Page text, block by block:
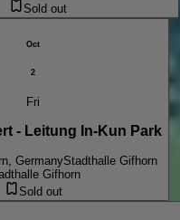
Sold out
Oct
2
Fri
- Leitung In-Kun Park
GermanyStadthalle Gifhorn
Gifhorn
Sold out